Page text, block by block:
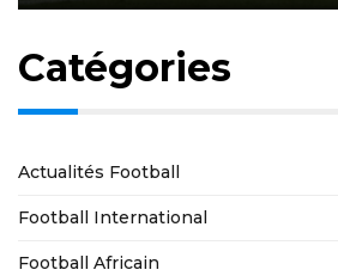
Catégories
Actualités Football
Football International
Football Africain